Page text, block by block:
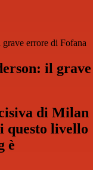
errore di Fofana
il grave
di Milan
questo livello
è